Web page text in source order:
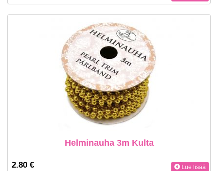
Helminauha 3m Kulta
2.80 € Lue lisää